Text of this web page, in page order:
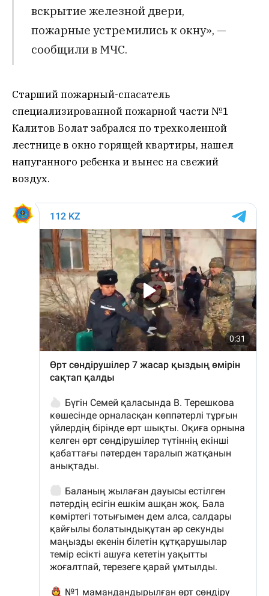
вскрытие железной двери,
пожарные устремились к окну», —
сообщили в МЧС.
Старший пожарный-спасатель
специализированной пожарной части №1
Калитов Болат забрался по трехколенной
лестнице в окно горящей квартиры, нашел
напуганного ребенка и вынес на свежий
воздух.